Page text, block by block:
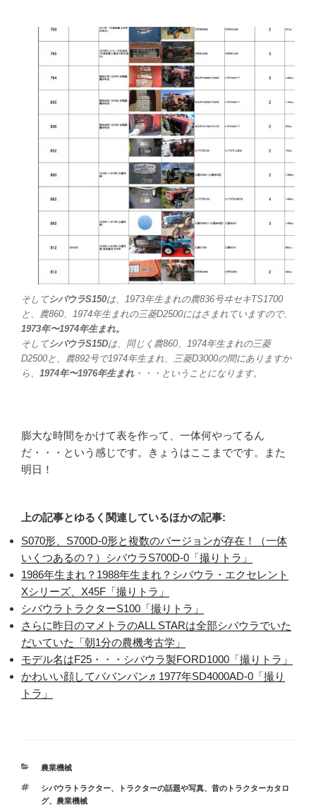
そしてシバウラS150は、1973年生まれの農836号ヰセキTS1700
と、農860、1974年生まれの三菱D2500にはさまれていますので、
1973年〜1974年生まれ。
そしてシバウラS15Dは、同じく農860、1974年生まれの三菱
D2500と、農892号で1974年生まれ、三菱D3000の間にありますか
ら、 1974年〜1976年生まれ・・・ということになります。
膨大な時間をかけて表を作って、一体何やってるん
だ・・・という感じです。きょうはここまでです。また
明日！
上の記事とゆるく関連しているほかの記事:
S070形、S700D-0形と複数のバージョンが存在！（一体
いくつあるの？）シバウラS700D-0「撮りトラ」
1986年生まれ？1988年生まれ？シバウラ・エクセレント
Xシリーズ、X45F「撮りトラ」
シバウラトラクターS100「撮りトラ」
さらに昨日のマメトラのALL STARは全部シバウラでいた
だいていた「朝1分の農機考古学」
モデル名はF25・・・シバウラ製FORD1000「撮りトラ」
かわいい顔してババンバン♬1977年SD4000AD-0「撮り
トラ」
カ
ゴ
リ
農業機械
タ
グ
シバウラトラクター、 トラクターの話題や写真、 昔のトラクターカタロ
グ、 農業機械